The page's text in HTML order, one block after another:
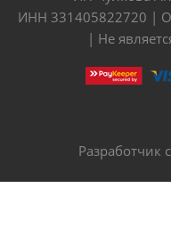
ИНН 331405822720 |
| Не
Разработчик